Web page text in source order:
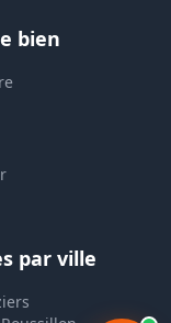
bien
par ville